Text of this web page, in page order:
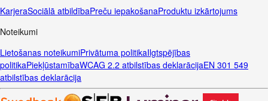
KarjeraSociālā atbildībaPreču iepakošanaProduktu izkārtojums
Noteikumi
Lietošanas noteikumiPrivātuma politikaIlgtspējības
politikaPiekļūstamībaWCAG 2.2 atbilstības deklarācijaEN 301 549
atbilstības deklarācija